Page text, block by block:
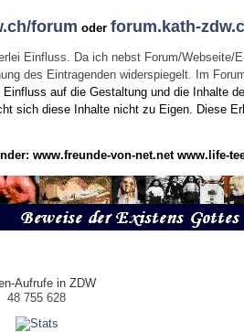
forum oderforum.kath-
Einfluss. Da ich nebst Forum/
des Eintragenden widerspiegelt. Im
auf die Gestaltung und die Inhalte
sich diese Inhalte nicht zu Eigen. Diese
www.freunde-von-net.net www.life-
Aufrufe in ZDW
48 755 628